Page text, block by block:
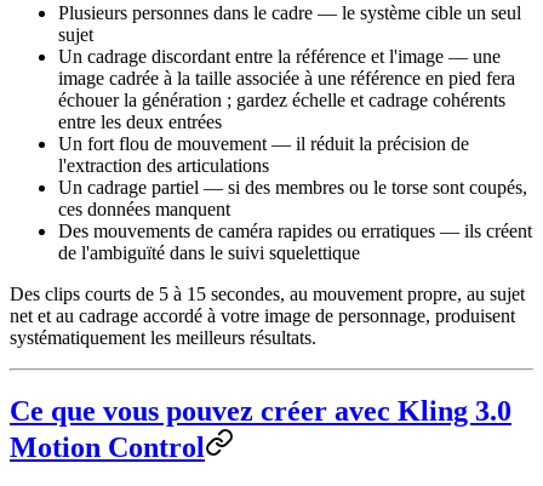
Plusieurs personnes dans le cadre — le système cible un seul
sujet
Un cadrage discordant entre la référence et l'image — une
image cadrée à la taille associée à une référence en pied fera
échouer la génération ; gardez échelle et cadrage cohérents
entre les deux entrées
Un fort flou de mouvement — il réduit la précision de
l'extraction des articulations
Un cadrage partiel — si des membres ou le torse sont coupés,
ces données manquent
Des mouvements de caméra rapides ou erratiques — ils créent
de l'ambiguïté dans le suivi squelettique
Des clips courts de 5 à 15 secondes, au mouvement propre, au sujet
net et au cadrage accordé à votre image de personnage, produisent
systématiquement les meilleurs résultats.
Ce que vous pouvez créer avec Kling 3.0
Motion Control